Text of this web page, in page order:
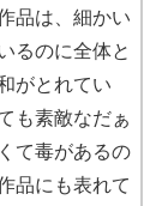
品は、細かい
るのに全体と
がとれてい
も素敵なだぁ
て毒があるの
品にも表れて